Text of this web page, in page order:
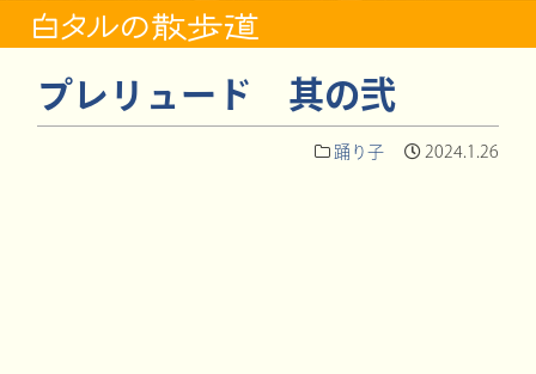
プレリュード 其の弐
踊り子 2024.1.26